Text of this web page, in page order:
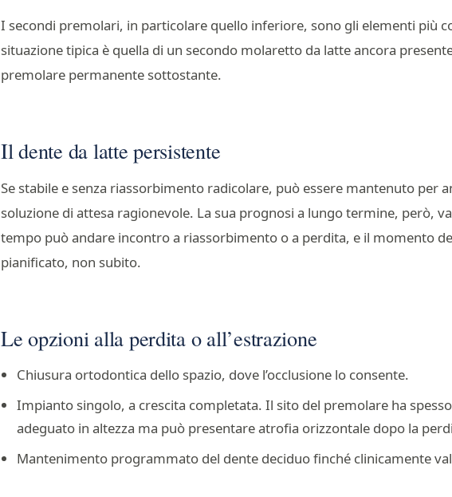
I secondi premolari, in particolare quello inferiore, sono gli elementi più
situazione tipica è quella di un secondo molaretto da latte ancora
premolare permanente sottostante.
Il dente da latte persistente
Se stabile e senza riassorbimento radicolare, può essere mantenuto per
soluzione di attesa ragionevole. La sua prognosi a lungo termine, però,
tempo può andare incontro a riassorbimento o a perdita, e il momento
pianificato, non subito.
Le opzioni alla perdita o all’estrazione
Chiusura ortodontica dello spazio, dove l’occlusione lo consente.
Impianto singolo, a crescita completata. Il sito del premolare ha
adeguato in altezza ma può presentare atrofia orizzontale dopo la
Mantenimento programmato del dente deciduo finché clinicamente